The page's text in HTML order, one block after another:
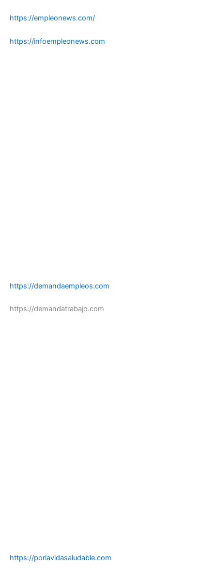
https://empleonews.com/
https://infoempleonews.com
https://demandaempleos.com
https://demandatrabajo.com
https://porlavidasaludable.com